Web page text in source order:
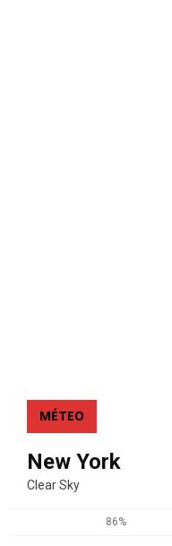
MÉTEO
New York
Clear Sky
86%